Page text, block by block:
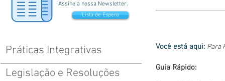
Assine a nossa Newsletter.
Lista de Espera
Práticas Integrativas
Legislação e Resoluções
Você está aqui: Para
Guia Rápido: